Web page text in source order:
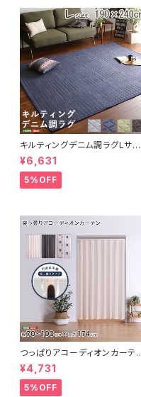
キルティングデニム調ラグLサイ
ズ(190x240cm)オールシーズ
ン、滑り止め付き、手洗い対応【D
erid-デリッド-】 DRG-L
¥6,631
5%OFF
つっぱりアコーディオンカーテ
ン 100×174cm SH-16-TA
DC
¥4,731
5%OFF